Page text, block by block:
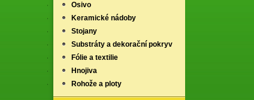
Osivo
Keramické nádoby
Stojany
Substráty a dekorační pokryv
Fólie a textilie
Hnojiva
Rohože a ploty